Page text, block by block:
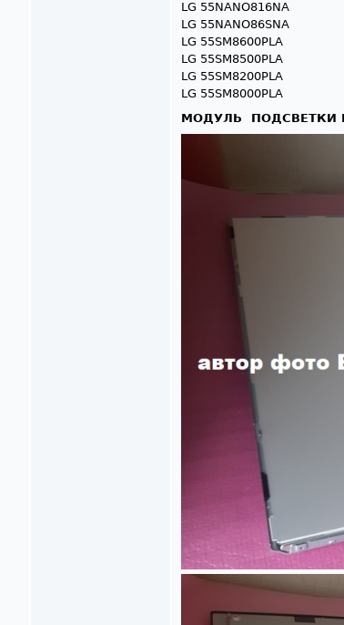
LG 55NANO816NA
LG 55NANO86SNA
LG 55SM8600PLA
LG 55SM8500PLA
LG 55SM8200PLA
LG 55SM8000PLA
МОДУЛЬ ПОДСВЕТКИ